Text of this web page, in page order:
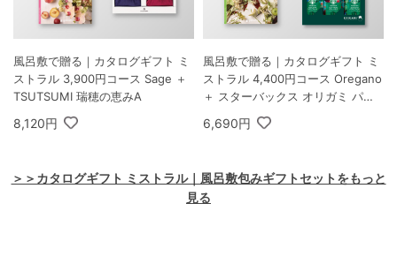
風呂敷で贈る｜カタログギフト ミ
ストラル 3,900円コース Sage ＋
TSUTSUMI 瑞穂の恵みA
8,120円
風呂敷で贈る｜カタログギフト ミ
ストラル 4,400円コース Oregano
＋ スターバックス オリガミ パー
ソナルドリップ コーヒーギフトA
6,690円
＞＞カタログギフト ミストラル｜風呂敷包みギフトセットをもっと
見る